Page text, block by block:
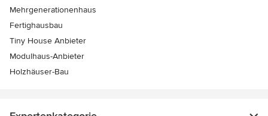
Mehrgenerationenhaus
Fertighausbau
Tiny House Anbieter
Modulhaus-Anbieter
Holzhäuser-Bau